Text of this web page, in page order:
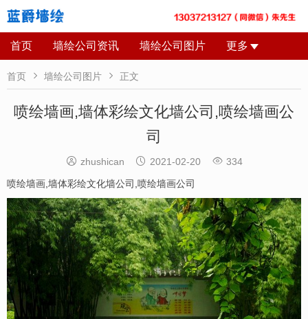
首页 墙绘公司资讯 墙绘公司图片 更多
首页  墙绘公司图片  正文
喷绘墙画,墙体彩绘文化墙公司,喷绘墙画公
司
 zhushican  2021-02-20  334
喷绘墙画 墙体彩绘文化墙公司 喷绘墙画公司